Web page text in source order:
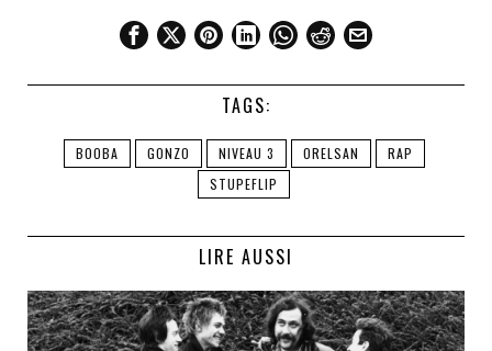
TAGS:
BOOBA GONZO NIVEAU 3 ORELSAN
RAP
STUPEFLIP
LIRE AUSSI